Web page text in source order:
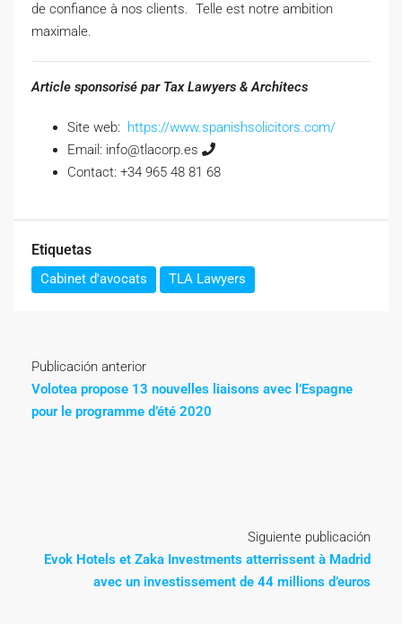
de confiance à nos clients. Telle est notre ambition
maximale.
Article sponsorisé par Tax Lawyers & Architecs
Site web: https://www.spanishsolicitors.com/
Email: info@tlacorp.es
Contact: +34 965 48 81 68
Etiquetas
Cabinet d'avocats TLA Lawyers
Publicación anterior
Volotea propose 13 nouvelles liaisons avec l’Espagne
pour le programme d’été 2020
Siguiente publicación
Evok Hotels et Zaka Investments atterrissent à Madrid
avec un investissement de 44 millions d’euros